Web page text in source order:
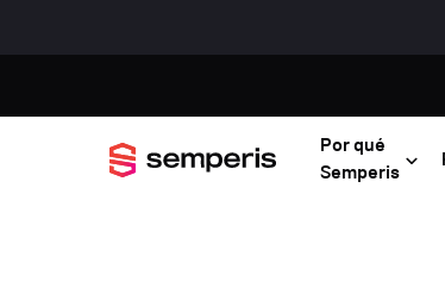
Por qué
Semperis